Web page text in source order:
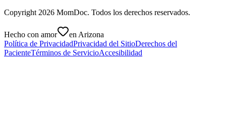
Copyright 2026 MomDoc. Todos los derechos reservados.
Hecho con amor
en Arizona
Política de PrivacidadPrivacidad del SitioDerechos del
PacienteTérminos de ServicioAccesibilidad